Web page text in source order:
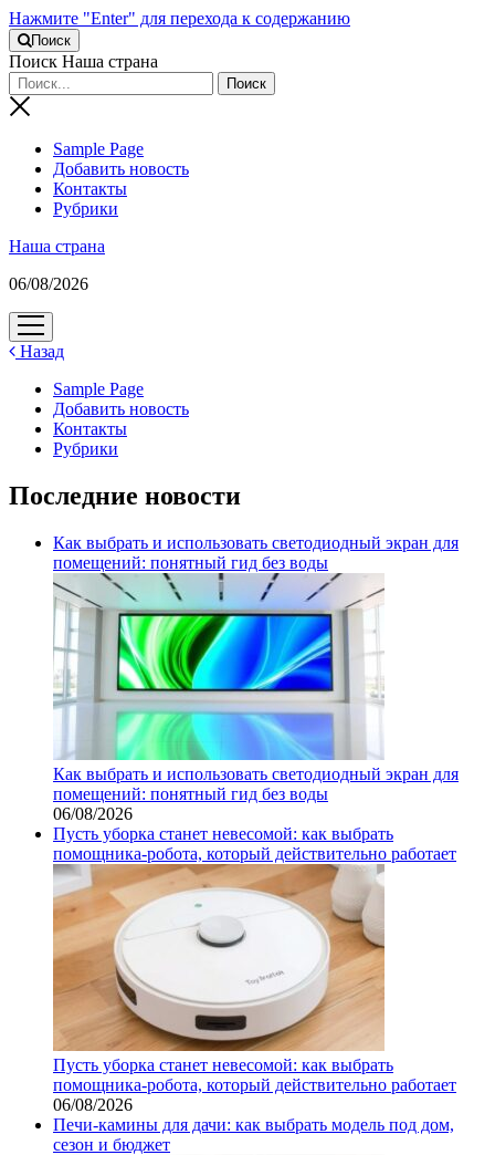
Нажмите "Enter" для перехода к содержанию
Поиск
Поиск Наша страна
Sample Page
Добавить новость
Контакты
Рубрики
Наша страна
06/08/2026
открыть
меню
Назад
Sample Page
Добавить новость
Контакты
Рубрики
Последние новости
Как выбрать и использовать светодиодный экран для
помещений: понятный гид без воды
Как выбрать и использовать светодиодный экран для
помещений: понятный гид без воды
06/08/2026
Пусть уборка станет невесомой: как выбрать
помощника‑робота, который действительно работает
Пусть уборка станет невесомой: как выбрать
помощника‑робота, который действительно работает
06/08/2026
Печи-камины для дачи: как выбрать модель под дом,
сезон и бюджет